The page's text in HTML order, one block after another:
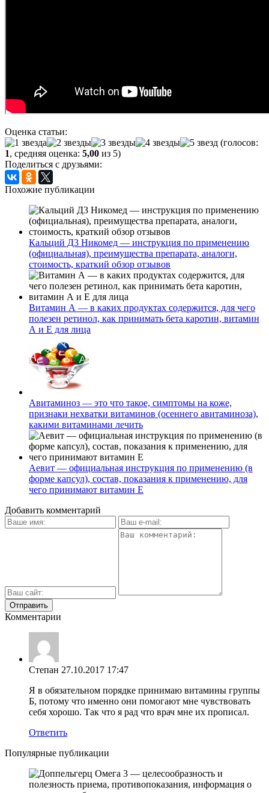
Оценка статьи:
(голосов:
1, средняя оценка: 5,00 из 5)
Поделиться с друзьями:
Похожие публикации
Кальций Д3 Никомед — инструкция по применению
(официальная), преимущества препарата, аналоги,
стоимость, краткий обзор отзывов
Витамин А — в каких продуктах содержится, для чего
полезен ретинол, как принимать бета каротин, витамин
А и Е для лица
Авитаминоз — это что такое, симптомы на коже,
признаки нехватки витаминов (осеннего авитаминоза),
какими витаминами лечить
Аевит — официальная инструкция по применению (в
форме капсул), состав, показания к применению, для
чего принимают витамин Е
Добавить комментарий
Комментарии
Степан 27.10.2017 17:47
Я в обязательном порядке принимаю витамины группы
Б, потому что именно они помогают мне чувствовать
себя хорошо. Так что я рад что врач мне их прописал.
Ответить
Популярные публикации